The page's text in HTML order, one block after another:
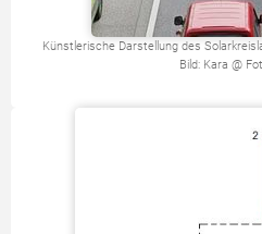
Künstlerische Darstellung des
Bild: Kara @